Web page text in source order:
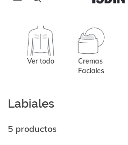
Ver todo
Cremas
Faciales
Labiales
5 productos